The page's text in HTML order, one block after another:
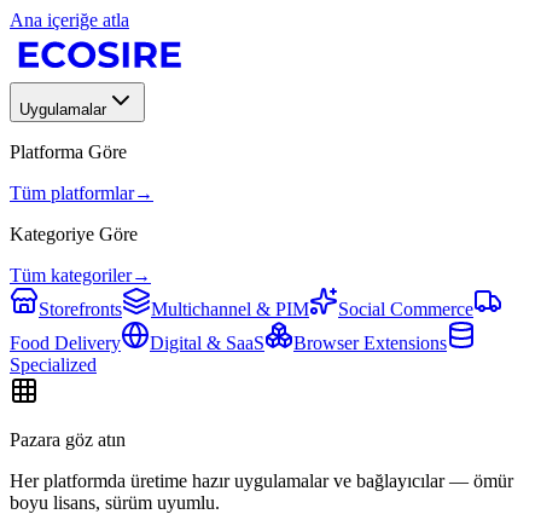
Ana içeriğe atla
Uygulamalar
Platforma Göre
Tüm platformlar→
Kategoriye Göre
Tüm kategoriler→
Storefronts
Multichannel & PIM
Social Commerce
Food Delivery
Digital & SaaS
Browser Extensions
Specialized
Pazara göz atın
Her platformda üretime hazır uygulamalar ve bağlayıcılar — ömür
boyu lisans, sürüm uyumlu.